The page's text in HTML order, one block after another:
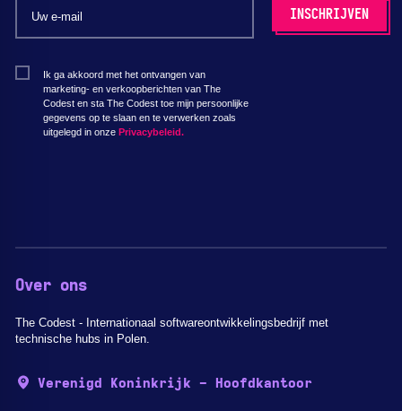
Ik ga akkoord met het ontvangen van
marketing- en verkoopberichten van The
Codest en sta The Codest toe mijn persoonlijke
gegevens op te slaan en te verwerken zoals
uitgelegd in onze Privacybeleid.
Over ons
The Codest - Internationaal softwareontwikkelingsbedrijf met
technische hubs in Polen.
Verenigd Koninkrijk - Hoofdkantoor